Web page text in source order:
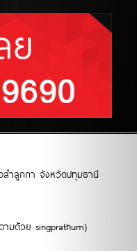
ลำลูกกา จังหวัดปทุมธานี
มด้วย singprathum)